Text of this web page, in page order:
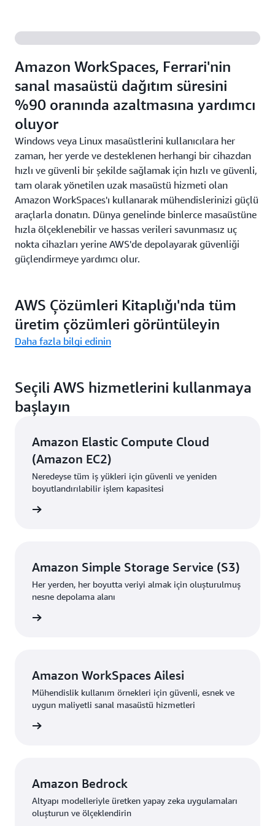
iyileştirmek, kişiselleştirmeyi uygulamak, prototipler
geliştirmek ve kavramların kanıtlanmasını
hızlandırmak için üretken yapay zekadan yararlanın.
Amazon WorkSpaces, Ferrari'nin
sanal masaüstü dağıtım süresini
%90 oranında azaltmasına yardımcı
oluyor
Windows veya Linux masaüstlerini kullanıcılara her
zaman, her yerde ve desteklenen herhangi bir cihazdan
hızlı ve güvenli bir şekilde sağlamak için hızlı ve güvenli,
tam olarak yönetilen uzak masaüstü hizmeti olan
Amazon WorkSpaces'ı kullanarak mühendislerinizi güçlü
araçlarla donatın. Dünya genelinde binlerce masaüstüne
hızla ölçeklenebilir ve hassas verileri savunmasız uç
nokta cihazları yerine AWS'de depolayarak güvenliği
güçlendirmeye yardımcı olur.
AWS Çözümleri Kitaplığı'nda tüm
üretim çözümleri görüntüleyin
Daha fazla bilgi edinin
Seçili AWS hizmetlerini kullanmaya
başlayın
Amazon Elastic Compute Cloud
(Amazon EC2)
Neredeyse tüm iş yükleri için güvenli ve yeniden
boyutlandırılabilir işlem kapasitesi
Amazon Simple Storage Service (S3)
Her yerden, her boyutta veriyi almak için oluşturulmuş
nesne depolama alanı
Amazon WorkSpaces Ailesi
Mühendislik kullanım örnekleri için güvenli, esnek ve
uygun maliyetli sanal masaüstü hizmetleri
Amazon Bedrock
Altyapı modelleriyle üretken yapay zeka uygulamaları
oluşturun ve ölçeklendirin